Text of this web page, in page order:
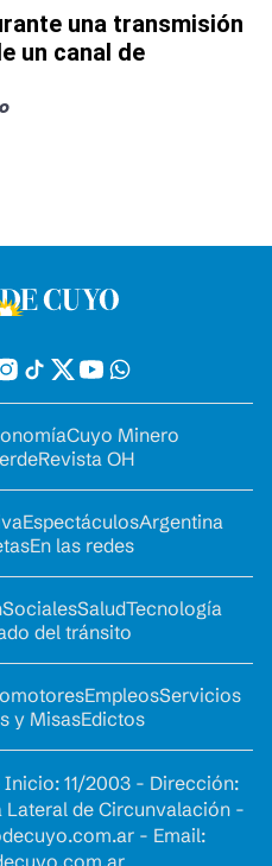
una transmisión
un canal de
Cuyo Minero
Revista OH
EspectáculosArgentina
En las redes
SocialesSaludTecnología
del tránsito
EmpleosServicios
y MisasEdictos
11/2003 - Dirección:
Lateral de Circunvalación -
- Email: